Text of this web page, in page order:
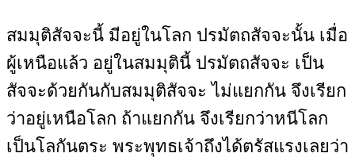
สมมุติสัจจะนี้ มีอยู่ในโลก ปรมัตถสัจจะนั้น เมื่อ
ผู้เหนือแล้ว อยู่ในสมมุตินี้ ปรมัตถสัจจะ เป็น
สัจจะด้วยกันกับสมมุติสัจจะ ไม่แยกกัน จึงเรียก
ว่าอยู่เหนือโลก ถ้าแยกกัน จึงเรียกว่าหนีโลก
เป็นโลกันตระ พระพุทธเจ้าถึงได้ตรัสแรงเลยว่า